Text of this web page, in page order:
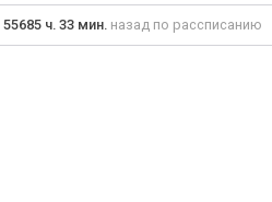
55685 ч. 33 мин. назад по рассписанию